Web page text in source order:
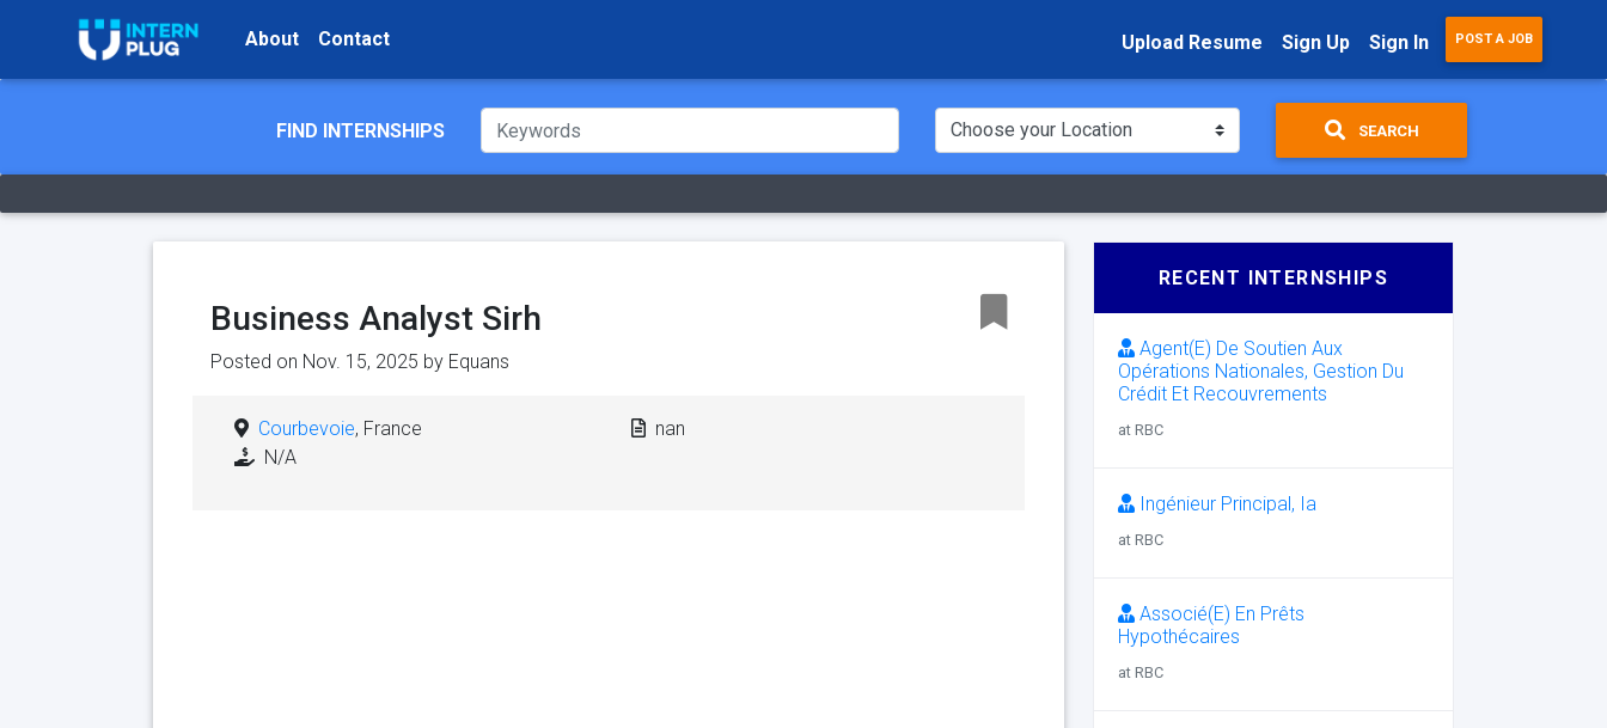
About Contact Upload Resume Sign Up Sign In POST A JOB
FIND INTERNSHIPS SEARCH
Business Analyst Sirh
Posted on Nov. 15, 2025 by Equans
Courbevoie, France
N/A
nan
RECENT INTERNSHIPS
Agent(E) De Soutien Aux
Opérations Nationales, Gestion Du
Crédit Et Recouvrements
at RBC
Ingénieur Principal, Ia
at RBC
Associé(E) En Prêts
Hypothécaires
at RBC